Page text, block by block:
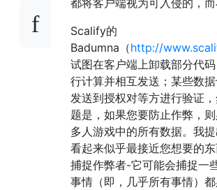
Scalify的
Badumna（http://
试图在客户端上卸载部分代
行计算并相互发送；某些数
发送到授权对等方进行验证
题是，如果您要防止作弊，
多人游戏中的所有数据。我
看起来似乎最接近您想要的
捕捉作弊者-它可能会捕捉一
事情（即，几乎所有事情）